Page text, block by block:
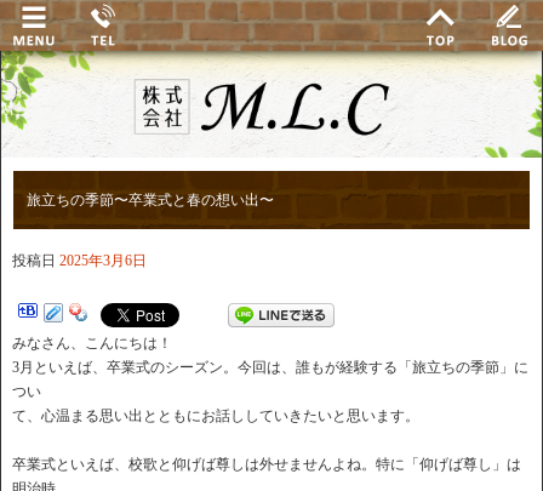
旅立ちの季節〜卒業式と春の想い出〜
投稿日 2025年3月6日
みなさん、こんにちは！
3月といえば、卒業式のシーズン。今回は、誰もが経験する「旅立ちの季節」に
つい
て、心温まる思い出とともにお話ししていきたいと思います。
卒業式といえば、校歌と仰げば尊しは外せませんよね。特に「仰げば尊し」は